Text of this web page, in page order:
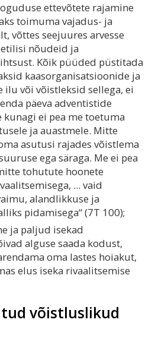
ettevõtete rajamine
toimuma vajadus- ja
võttes seejuures arvesse
nõudeid ja
Kõik püüded püstitada
kaasorganisatsioonide ja
ilu või võistleksid sellega, ei
päeva adventistide
kunagi ei pea me toetuma
ja auastmele. Mitte
asutusi rajades võistlema
ega säraga. Me ei pea
tohutute hoonete
... vaid
alandlikkuse ja
pidamisega“ (7T 100);
ja paljud isekad
alguse saada kodust,
oma lastes hoiakut,
elus iseka rivaalitsemise
võistluslikud